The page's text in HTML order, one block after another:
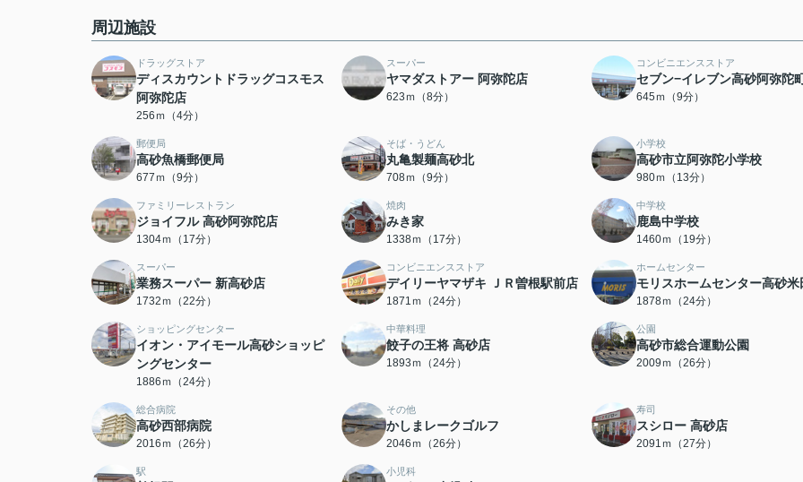
周辺施設
ドラッグストア
ディスカウントドラッグコスモス
阿弥陀店
256ｍ（4分）
スーパー
ヤマダストアー 阿弥陀店
623ｍ（8分）
コンビニエンスストア
セブン−イレブン高砂阿弥陀
645ｍ（9分）
郵便局
高砂魚橋郵便局
677ｍ（9分）
そば・うどん
丸亀製麺高砂北
708ｍ（9分）
小学校
高砂市立阿弥陀小学校
980ｍ（13分）
ファミリーレストラン
ジョイフル 高砂阿弥陀店
1304ｍ（17分）
焼肉
みき家
1338ｍ（17分）
中学校
鹿島中学校
1460ｍ（19分）
スーパー
業務スーパー 新高砂店
1732ｍ（22分）
コンビニエンスストア
デイリーヤマザキ ＪＲ曽根駅前店
1871ｍ（24分）
ホームセンター
モリスホームセンター高砂米
1878ｍ（24分）
ショッピングセンター
イオン・アイモール高砂ショッピ
ングセンター
1886ｍ（24分）
中華料理
餃子の王将 高砂店
1893ｍ（24分）
公園
高砂市総合運動公園
2009ｍ（26分）
総合病院
高砂西部病院
2016ｍ（26分）
その他
かしまレークゴルフ
2046ｍ（26分）
寿司
スシロー 高砂店
2091ｍ（27分）
駅 小児科